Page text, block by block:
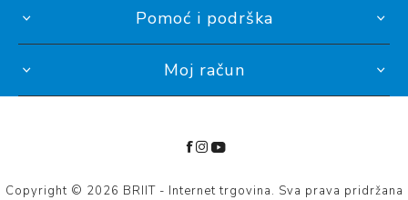
Pomoć i podrška
Moj račun
Copyright © 2026 BRIIT - Internet trgovina. Sva prava pridržana